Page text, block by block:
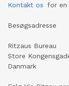
Kontakt os for en
Besøgsadresse
Ritzaus Bureau
Store
Danmark